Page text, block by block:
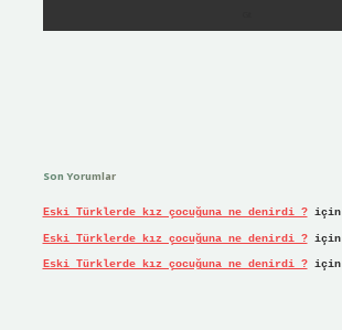
Son Yorumlar
Eski Türklerde kız çocuğuna ne denirdi ?için
Eski Türklerde kız çocuğuna ne denirdi ?için
Eski Türklerde kız çocuğuna ne denirdi ?için